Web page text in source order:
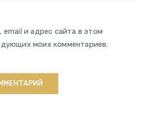
и адрес сайта в этом
моих комментариев.